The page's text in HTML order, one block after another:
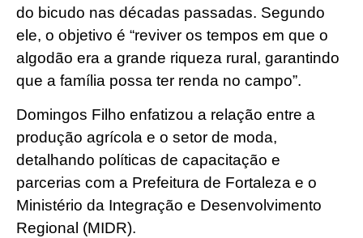
do bicudo nas décadas passadas. Segundo
ele, o objetivo é “reviver os tempos em que o
algodão era a grande riqueza rural, garantindo
que a família possa ter renda no campo”.
Domingos Filho enfatizou a relação entre a
produção agrícola e o setor de moda,
detalhando políticas de capacitação e
parcerias com a Prefeitura de Fortaleza e o
Ministério da Integração e Desenvolvimento
Regional (MIDR).